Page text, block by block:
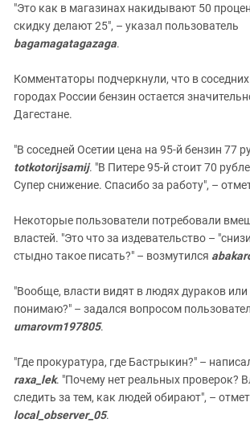
"Это как в магазинах накидывают 50
скидку делают 25", – указал пользователь
bagamagatagazaga.
Комментаторы подчеркнули, что в
городах России бензин остается
Дагестане.
"В соседней Осетии цена на 95-й бензин 77
totkotorijsamij. "В Питере 95-й стоит 70
Супер снижение. Спасибо за работу", –
Некоторые пользователи потребовали
властей. "Это что за издевательство –
стыдно такое писать?" – возмутился
"Вообще, власти видят в людях дураков или
понимаю?" – задался вопросом
umarovm197805.
"Где прокуратура, где Бастрыкин?" –
raxa_lek. "Почему нет реальных проверок?
следить за тем, как людей обирают", –
local_observer_05.